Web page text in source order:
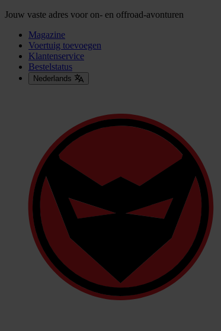
Jouw vaste adres voor on- en offroad-avonturen
Magazine
Voertuig toevoegen
Klantenservice
Bestelstatus
Nederlands